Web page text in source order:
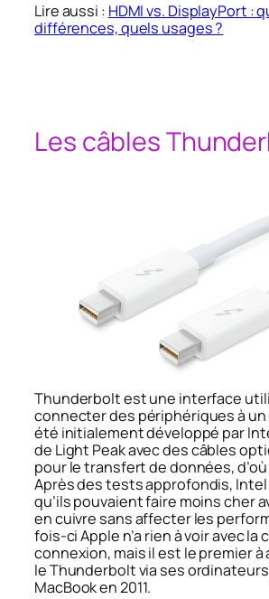
Lire aussi : HDMI vs. DisplayPort :
différences, quels usages ?
Les câbles
Thunderbolt est une interface
connecter des périphériques à un
été initialement développé par
de Light Peak avec des câbles
pour le transfert de données,
Après des tests approfondis,
qu’ils pouvaient faire moins cher
en cuivre sans affecter les
fois-ci Apple n’a rien à voir avec la
connexion, mais il est le premier
le Thunderbolt via ses
MacBook en 2011.